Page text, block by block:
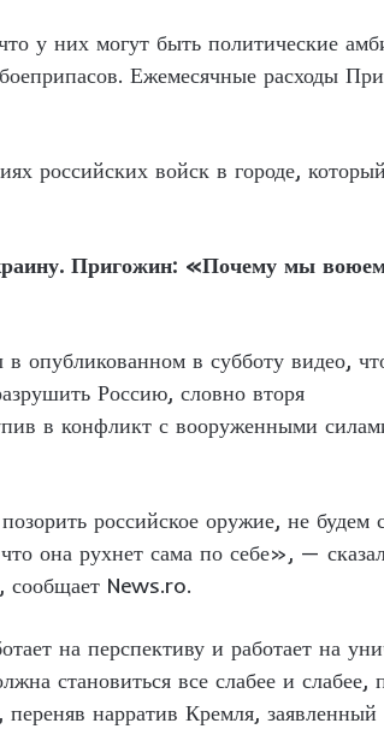
у них могут быть политические
Ежемесячные расходы
российских войск в городе,
Пригожин: «Почему мы
опубликованном в субботу видео,
Россию, словно вторя
в конфликт с вооруженными
российское оружие, не будем
она рухнет сама по себе», —
сообщает News.ro.
на перспективу и работает на
становиться все слабее и слабее,
нарратив Кремля, заявленный